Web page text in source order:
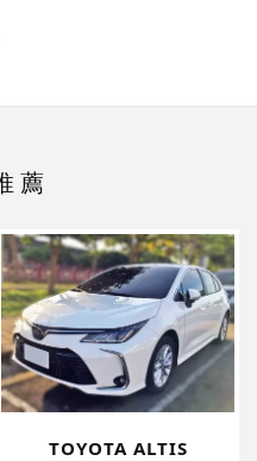
TOYOTA ALTIS